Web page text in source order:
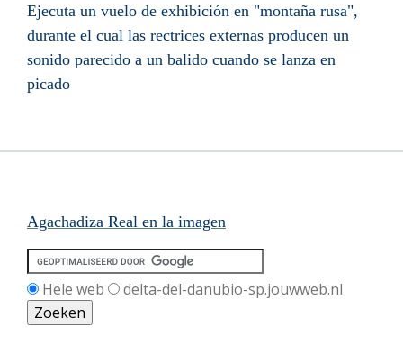
Ejecuta un vuelo de exhibición en "montaña rusa",
durante el cual las rectrices externas producen un
sonido parecido a un balido cuando se lanza en
picado
Agachadiza Real en la imagen
Hele web delta-del-danubio-sp.jouwweb.nl